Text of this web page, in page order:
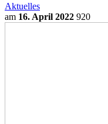
Aktuelles
am 16. April 2022 920